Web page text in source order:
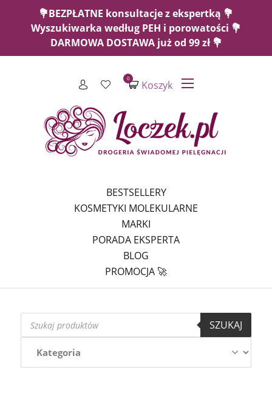
💐BEZPŁATNE konsultacje z ekspertką 💐
Wyszukiwarka według PEH i porowatości 💐
DARMOWA DOSTAWA już od 99 zł 💐
Koszyk
0
BESTSELLERY
KOSMETYKI MOLEKULARNE
MARKI
PORADA EKSPERTA
BLOG
PROMOCJA 🚀
Wyszukiwarka
produktów
SZUKAJ